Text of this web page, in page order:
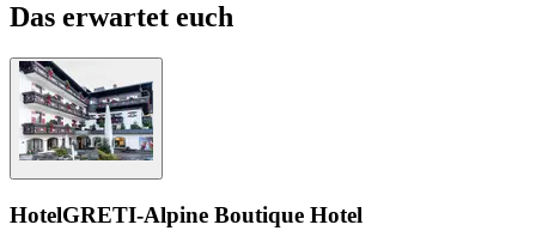
Das erwartet euch
HotelGRETI-Alpine Boutique Hotel